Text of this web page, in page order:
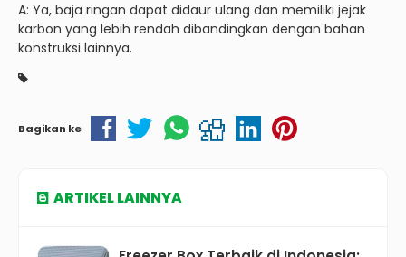
A: Ya, baja ringan dapat didaur ulang dan memiliki jejak
karbon yang lebih rendah dibandingkan dengan bahan
konstruksi lainnya.
Bagikan ke
ARTIKEL LAINNYA